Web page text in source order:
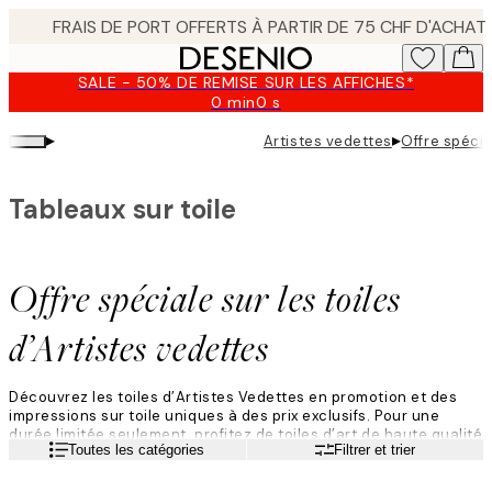
content.SALE - 50% DE REMISE SUR LES AFFICHES*
0 min0 s
Valable
jusqu'au
▸ Artistes vedettes▸Offre
Offre spéciale sur les toiles
d’Artistes vedettes
Tableaux sur toile
Découvrez les toiles d’Artistes Vedettes en promotion et des
impressions sur toile uniques à des prix exclusifs. Pour une
durée limitée seulement, profitez de toiles d’art de haute qualité
créées par des Artistes Vedettes soigneusement sélectionnés
Lire la suiteToutes les catégories Filtrer et trier